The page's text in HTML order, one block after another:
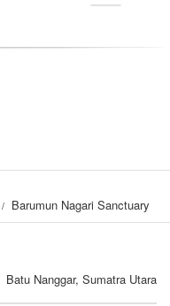
Barumun Nagari Sanctuary
Batu Nanggar, Sumatra Utara